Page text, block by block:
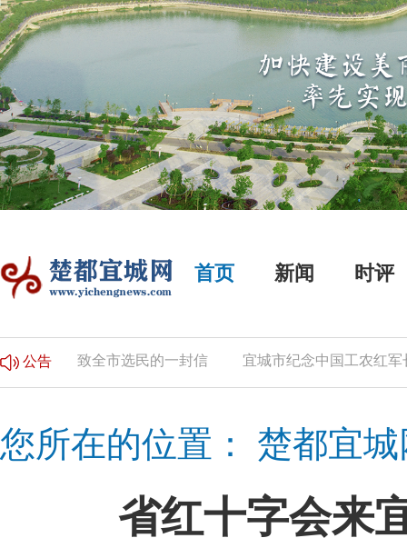
首页 新闻 时评
公告
告 致全市选民的一封信 宜城市纪念中国工农红军长
您所在的位置： 楚都宜城
省红十字会来